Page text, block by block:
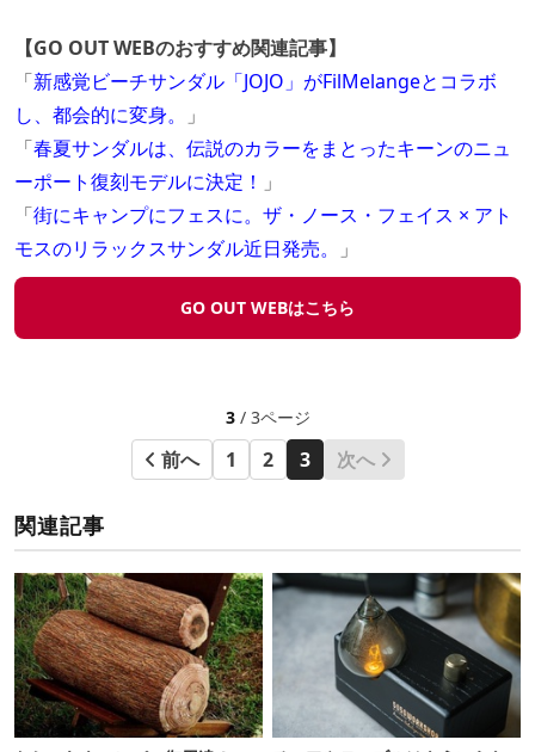
【GO OUT WEBのおすすめ関連記事】
「新感覚ビーチサンダル「JOJO」がFilMelangeとコラボ
し、都会的に変身。
」
「春夏サンダルは、伝説のカラーをまとったキーンのニュ
ーポート復刻モデルに決定！ 」
「街にキャンプにフェスに。ザ・ノース・フェイス × アト
モスのリラックスサンダル近日発売。
」
GO OUT WEBはこちら
3/ 3ページ
前へ 1 2 3 次へ
関連記事